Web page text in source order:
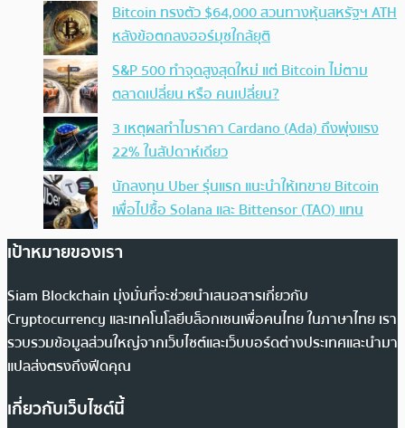
Bitcoin ทรงตัว $64,000 สวนทางหุ้นสหรัฐฯ ATH
หลังข้อตกลงฮอร์มุซใกล้ยุติ
S&P 500 ทำจุดสูงสุดใหม่ แต่ Bitcoin ไม่ตาม
ตลาดเปลี่ยน หรือ คนเปลี่ยน?
3 เหตุผลทำไมราคา Cardano (Ada) ถึงพุ่งแรง
22% ในสัปดาห์เดียว
นักลงทุน Uber รุ่นแรก แนะนำให้เทขาย Bitcoin
เพื่อไปซื้อ Solana และ Bittensor (TAO) แทน
เป้าหมายของเรา
Siam Blockchain มุ่งมั่นที่จะช่วยนำเสนอสารเกี่ยวกับ
Cryptocurrency และเทคโนโลยีบล็อกเชนเพื่อคนไทย ในภาษาไทย เรา
รวบรวมข้อมูลส่วนใหญ่จากเว็บไซต์และเว็บบอร์ดต่างประเทศและนำมา
แปลส่งตรงถึงฟีดคุณ
เกี่ยวกับเว็บไซต์นี้